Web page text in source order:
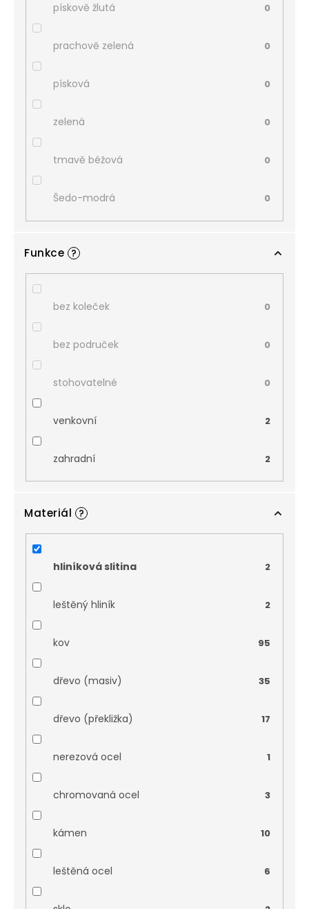
pískově žlutá 0
prachově zelená 0
písková 0
zelená 0
tmavě béžová 0
Šedo-modrá 0
Funkce ?
bez koleček 0
bez područek 0
stohovatelné 0
venkovní 2
zahradní 2
Materiál ?
hliníková slitina 2
leštěný hliník 2
kov 95
dřevo (masiv) 35
dřevo (překližka) 17
nerezová ocel 1
chromovaná ocel 3
kámen 10
leštěná ocel 6